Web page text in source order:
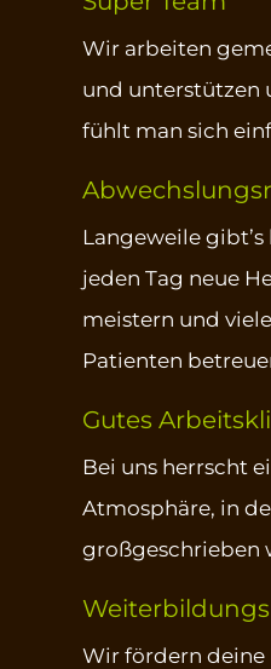
Wir arbeiten
und unterstützen
fühlt man sich
Langeweile
jeden Tag neue
meistern und
Patienten
Gutes
Bei uns herrscht
Atmosphäre, in
großgeschrieben
Wir fördern